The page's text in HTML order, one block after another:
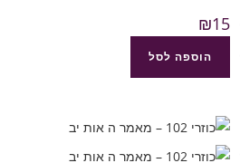
₪15
הוספה לסל